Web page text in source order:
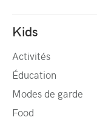
Kids
Activités
Éducation
Modes de garde
Food